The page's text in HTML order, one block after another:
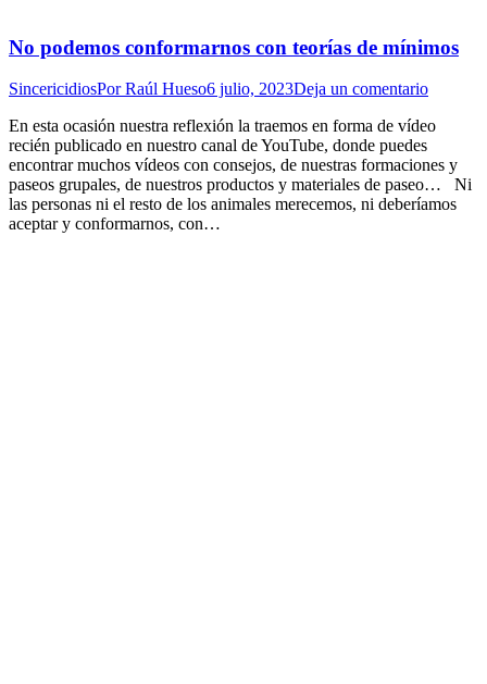
No podemos conformarnos con teorías de mínimos
SincericidiosPorRaúl Hueso6 julio, 2023Deja un comentario
En esta ocasión nuestra reflexión la traemos en forma de vídeo
recién publicado en nuestro canal de YouTube, donde puedes
encontrar muchos vídeos con consejos, de nuestras formaciones y
paseos grupales, de nuestros productos y materiales de paseo… Ni
las personas ni el resto de los animales merecemos, ni deberíamos
aceptar y conformarnos, con…